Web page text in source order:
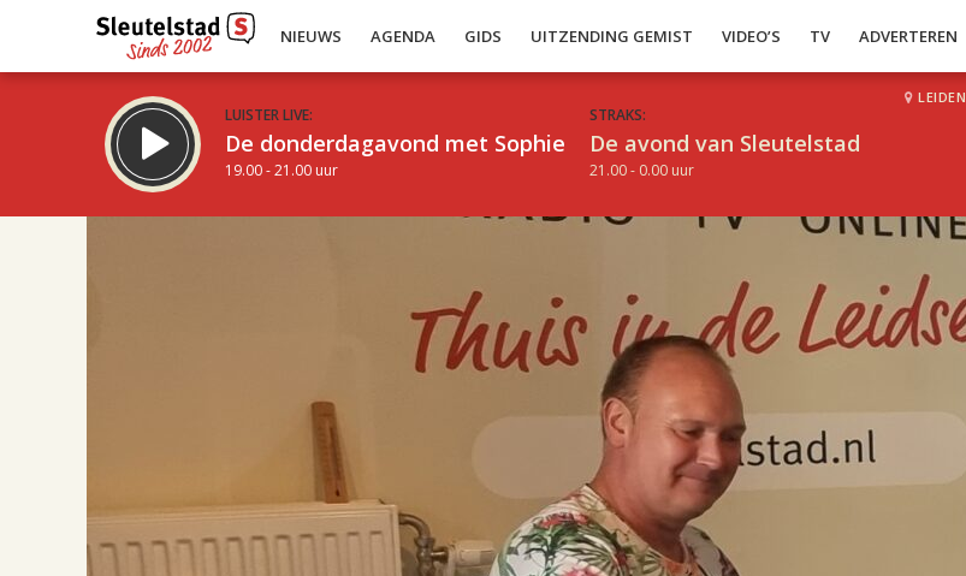
NIEUWS AGENDA GIDS UITZENDING GEMIST VIDEO’S TV ADVERTEREN
LUISTER LIVE:
De donderdagavond met Sophie
19.00 - 21.00 uur
STRAKS:
De avond van Sleutelstad
21.00 - 0.00 uur
LEIDEN